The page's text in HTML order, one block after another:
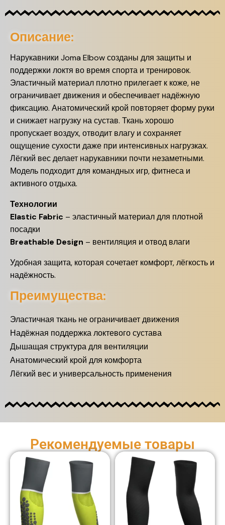
Описание:
Нарукавники Joma Elbow созданы для защиты и
поддержки локтя во время спорта и тренировок.
Эластичный материал плотно прилегает к коже, не
ограничивает движения и обеспечивает надёжную
фиксацию. Анатомический крой повторяет форму руки
и снижает нагрузку на сустав. Ткань хорошо
пропускает воздух, отводит влагу и сохраняет
ощущение сухости даже при интенсивных нагрузках.
Лёгкий вес делает нарукавники почти незаметными.
Модель подходит для командных игр, фитнеса и
активного отдыха.
Технологии
Elastic Fabric – эластичный материал для плотной
посадки
Breathable Design – вентиляция и отвод влаги
Удобная защита, которая сочетает комфорт, лёгкость и
надёжность.
Преимущества:
Эластичная ткань не ограничивает движения
Надёжная поддержка локтевого сустава
Дышащая структура для вентиляции
Анатомический крой для комфорта
Лёгкий вес и универсальность применения
Рекомендуемые товары